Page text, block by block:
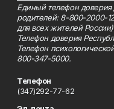
Единый телефон доверия
родителей: 8-800-2000-
для всех жителей
Телефон доверия
Телефон
800-347-5000.
Телефон
(347)292-77-62